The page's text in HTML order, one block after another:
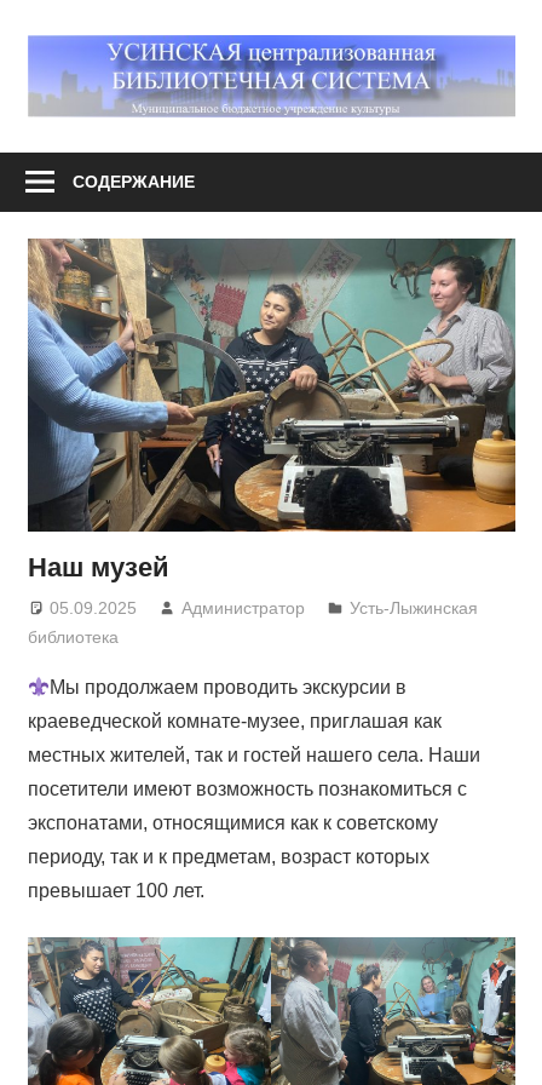
содержимому
централизованная
система
СОДЕРЖАНИЕ
Наш музей
05.09.2025 Администратор
Усть-Лыжинская
библиотека
Мы продолжаем проводить экскурсии в
краеведческой комнате-музее, приглашая как
местных жителей, так и гостей нашего села. Наши
посетители имеют возможность познакомиться с
экспонатами, относящимися как к советскому
периоду, так и к предметам, возраст которых
превышает 100 лет.